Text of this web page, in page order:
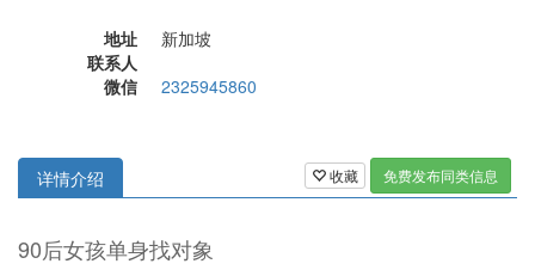
地址
新加坡
联系人
微信
2325945860
收藏 免费发布同类信息
详情介绍
90后女孩单身找对象